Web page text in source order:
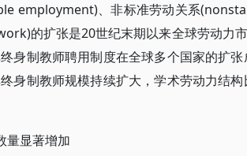
employment)、非标准劳动关系
的扩张是20世纪末期以来全球劳动力
身制教师聘用制度在全球多个国家的扩
身制教师规模持续扩大，学术劳动力结
量显著增加